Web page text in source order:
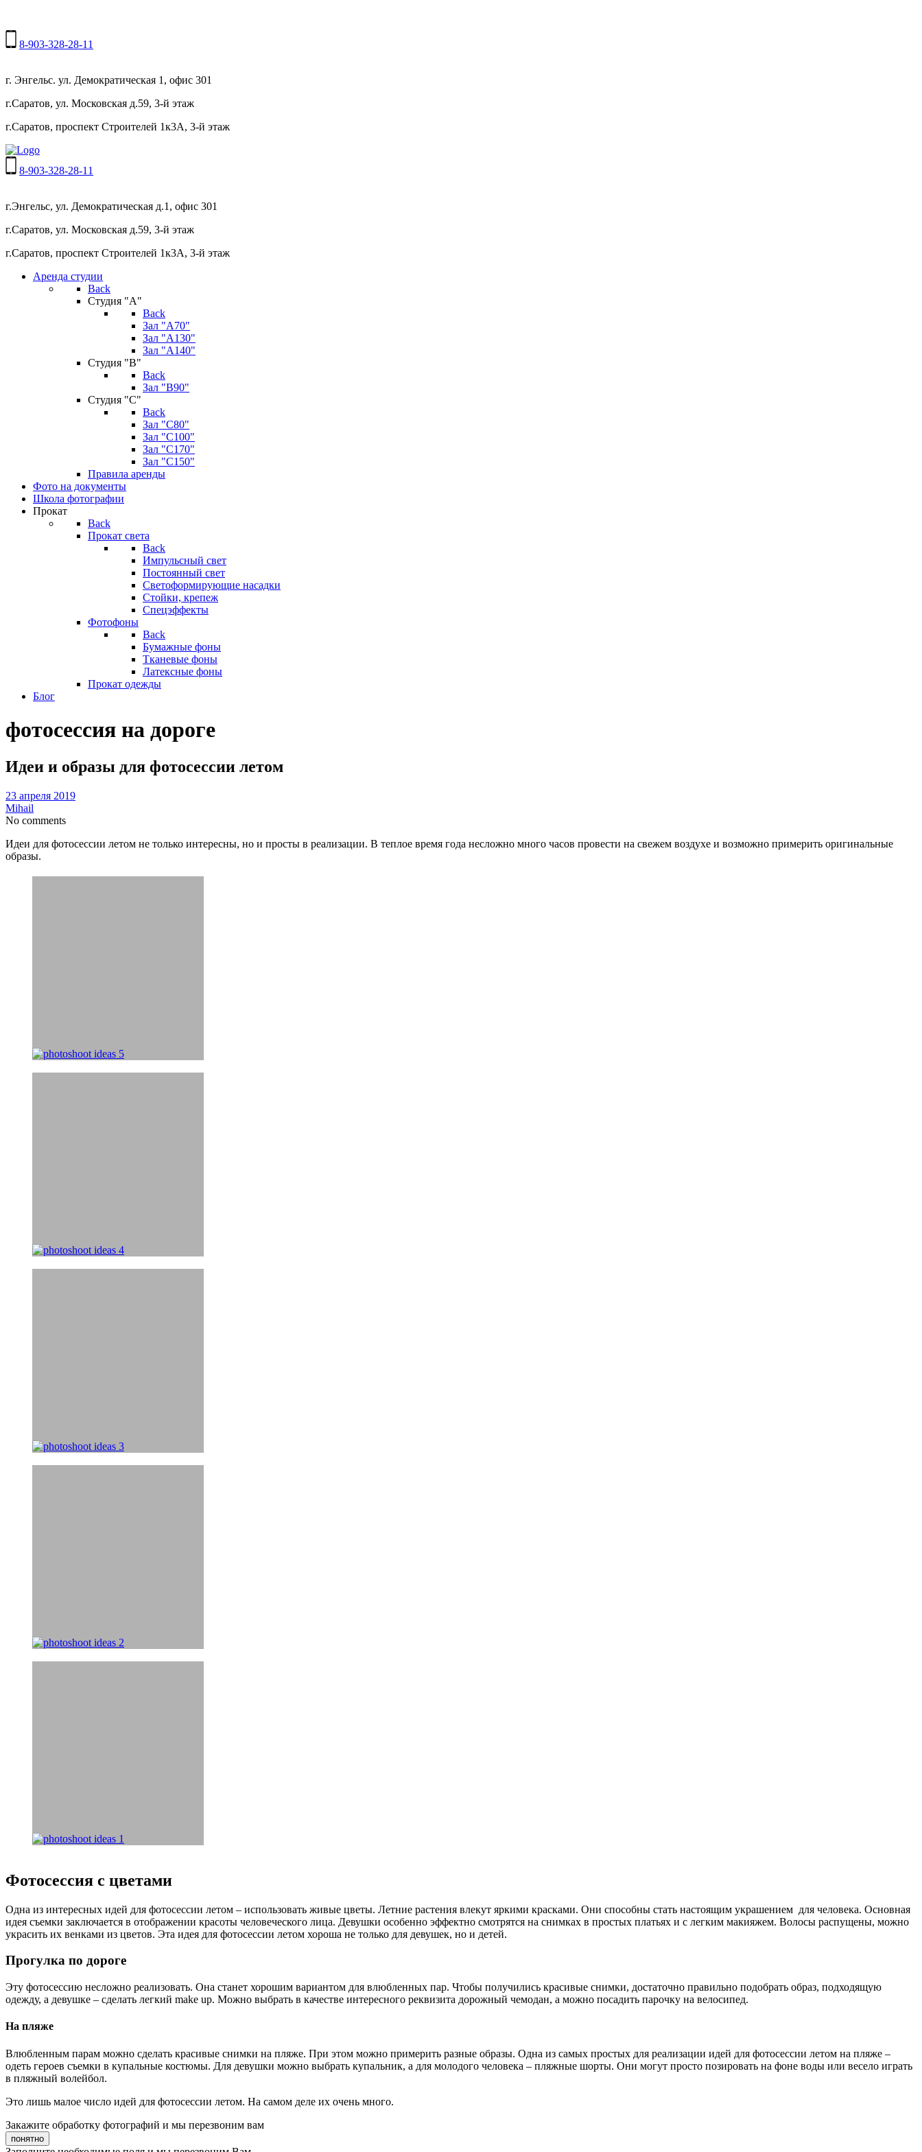
8-903-328-28-11
г. Энгельс. ул. Демократическая 1, офис 301
г.Саратов, ул. Московская д.59, 3-й этаж
г.Саратов, проспект Строителей 1к3А, 3-й этаж
8-903-328-28-11
г.Энгельс, ул. Демократическая д.1, офис 301
г.Саратов, ул. Московская д.59, 3-й этаж
г.Саратов, проспект Строителей 1к3А, 3-й этаж
Аренда студии
Back
Студия "А"
Back
Зал "А70"
Зал "А130"
Зал "A140"
Студия "В"
Back
Зал "В90"
Студия "С"
Back
Зал "С80"
Зал "С100"
Зал "С170"
Зал "С150"
Правила аренды
Фото на документы
Школа фотографии
Прокат
Back
Прокат света
Back
Импульсный свет
Постоянный свет
Светоформирующие насадки
Стойки, крепеж
Спецэффекты
Фотофоны
Back
Бумажные фоны
Тканевые фоны
Латексные фоны
Прокат одежды
Блог
фотосессия на дороге
Идеи и образы для фотосессии летом
23 апреля 2019
Mihail
No comments
Идеи для фотосессии летом не только интересны, но и просты в реализации. В теплое время года несложно много часов провести на свежем воздухе и возможно примерить оригинальные
образы.
Фотосессия с цветами
Одна из интересных идей для фотосессии летом – использовать живые цветы. Летние растения влекут яркими красками. Они способны стать настоящим украшением для человека. Основная
идея съемки заключается в отображении красоты человеческого лица. Девушки особенно эффектно смотрятся на снимках в простых платьях и с легким макияжем. Волосы распущены, можно
украсить их венками из цветов. Эта идея для фотосессии летом хороша не только для девушек, но и детей.
Прогулка по дороге
Эту фотосессию несложно реализовать. Она станет хорошим вариантом для влюбленных пар. Чтобы получились красивые снимки, достаточно правильно подобрать образ, подходящую
одежду, а девушке – сделать легкий make up. Можно выбрать в качестве интересного реквизита дорожный чемодан, а можно посадить парочку на велосипед.
На пляже
Влюбленным парам можно сделать красивые снимки на пляже. При этом можно примерить разные образы. Одна из самых простых для реализации идей для фотосессии летом на пляже –
одеть героев съемки в купальные костюмы. Для девушки можно выбрать купальник, а для молодого человека – пляжные шорты. Они могут просто позировать на фоне воды или весело играть
в пляжный волейбол.
Это лишь малое число идей для фотосессии летом. На самом деле их очень много.
Закажите обработку фотографий и мы перезвоним вам
понятно